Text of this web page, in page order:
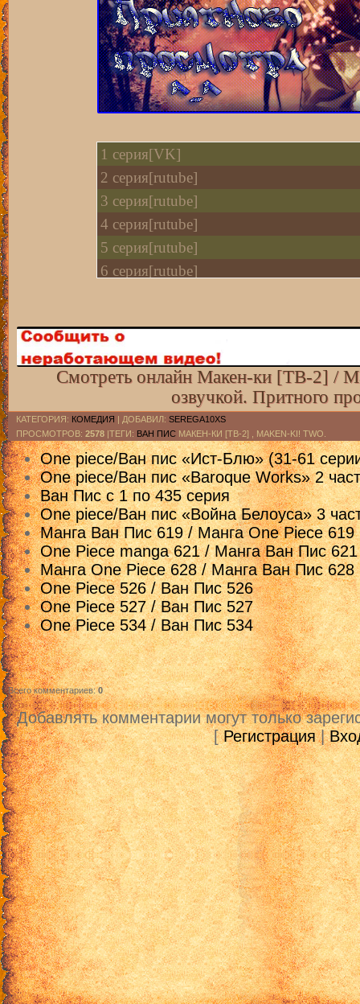
1 серия[VK]
2 cерия[rutube]
3 cерия[rutube]
4 cерия[rutube]
5 cерия[rutube]
6 cерия[rutube]
9 cерия[rutube]
10 cерия[rutube]
Смотреть онлайн Макен-ки [ТВ-2] /
озвучкой. Притного
КАТЕГОРИЯ: КОМЕДИЯ | ДОБАВИЛ: SEREGA10XS
ПРОСМОТРОВ: 2578 |ТЕГИ: ВАН ПИС МАКЕН-КИ [ТВ-2] , MAKEN-KI! TWO.
One piece/Ван пис «Ист-Блю» (31-61
One piece/Ван пис «Baroque Works» 2
Ван Пис с 1 по 435 серия
One piece/Ван пис «Война Белоуса» 3
Манга Ван Пис 619 / Манга One Piece 619
One Piece manga 621 / Манга Ван Пис 621
Манга One Piece 628 / Манга Ван Пис 628
One Piece 526 / Ван Пис 526
One Piece 527 / Ван Пис 527
One Piece 534 / Ван Пис 534
Всего комментариев:0
Добавлять комментарии могут только
[Регистрация|